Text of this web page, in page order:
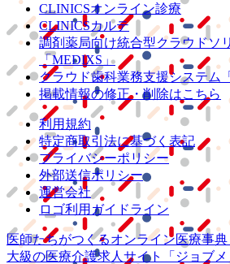
CLINICSオンライン診療
CLINICSカルテ
調剤薬局向け統合型クラウドソ
「MEDIXS」
クラウド歯科業務支援システム
掲載情報の修正・削除はこちら
利用規約
特定商取引法に基づく表記
プライバシーポリシー
外部送信ポリシー
運営会社
ロゴ利用ガイドライン
医師たちがつくるオンライン医療事典
大級の医療介護求人サイト 「ジョブ